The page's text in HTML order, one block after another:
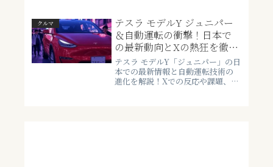
クルマ
テスラ モデルY ジュニパー
＆自動運転の衝撃！日本で
の最新動向とXの熱狂を徹底
解剖
テスラ モデルY「ジュニパー」の日
本での最新情報と自動運転技術の
進化を解説！Xでの反応や課題、公